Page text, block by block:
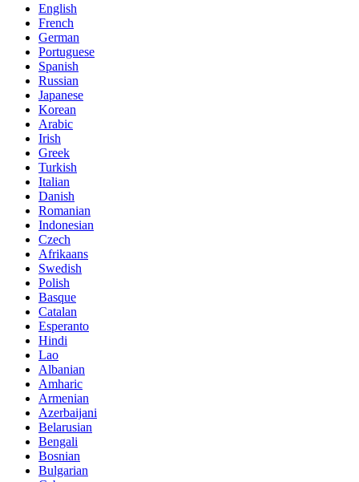
English
French
German
Portuguese
Spanish
Russian
Japanese
Korean
Arabic
Irish
Greek
Turkish
Italian
Danish
Romanian
Indonesian
Czech
Afrikaans
Swedish
Polish
Basque
Catalan
Esperanto
Hindi
Lao
Albanian
Amharic
Armenian
Azerbaijani
Belarusian
Bengali
Bosnian
Bulgarian